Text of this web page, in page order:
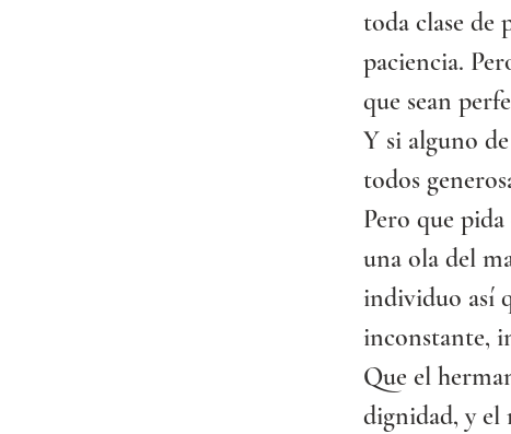
toda clase de
paciencia.
que sean
Y si alguno
todos
Pero que
una ola del
individuo así
inconstante,
Que el
dignidad, y el